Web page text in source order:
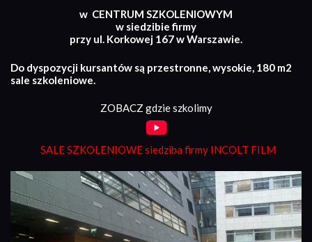
w CENTRUM SZKOLENIOWYM
w siedzibie firmy
przy ul. Korkowej 167 w Warszawie.
Do dyspozycji kursantów są przestronne, wysokie, 180 m2
sale szkoleniowe.
ZOBACZ gdzie szkolimy
SALE SZKOLENIOWE siedziba firmy INCOLT FILM